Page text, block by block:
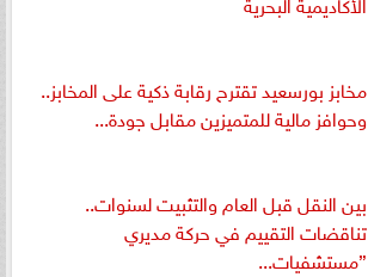
مخابز بورسعيد تقترح رقابة ذكية على المخابز..
وحوافز مالية للمتميزين مقابل جودة...
بين النقل قبل العام والتثبيت لسنوات..
تناقضات التقييم في حركة مديري
”مستشفيات...